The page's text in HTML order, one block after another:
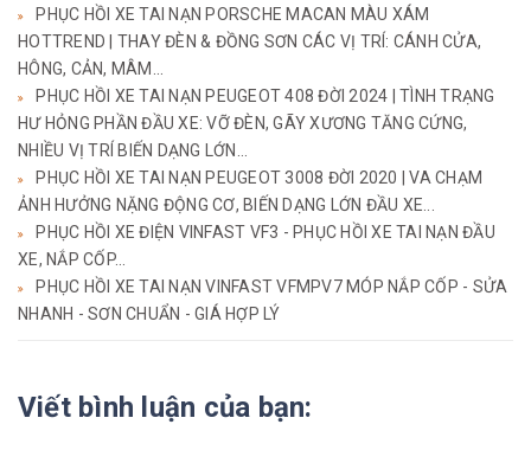
PHỤC HỒI XE TAI NẠN PORSCHE MACAN MÀU XÁM
HOTTREND | THAY ĐÈN & ĐỒNG SƠN CÁC VỊ TRÍ: CÁNH CỬA,
HÔNG, CẢN, MÂM...
PHỤC HỒI XE TAI NẠN PEUGEOT 408 ĐỜI 2024 | TÌNH TRẠNG
HƯ HỎNG PHẦN ĐẦU XE: VỠ ĐÈN, GÃY XƯƠNG TĂNG CỨNG,
NHIỀU VỊ TRÍ BIẾN DẠNG LỚN...
PHỤC HỒI XE TAI NẠN PEUGEOT 3008 ĐỜI 2020 | VA CHẠM
ẢNH HƯỞNG NẶNG ĐỘNG CƠ, BIẾN DẠNG LỚN ĐẦU XE...
PHỤC HỒI XE ĐIỆN VINFAST VF3 - PHỤC HỒI XE TAI NẠN ĐẦU
XE, NẮP CỐP...
PHỤC HỒI XE TAI NẠN VINFAST VFMPV7 MÓP NẮP CỐP - SỬA
NHANH - SƠN CHUẨN - GIÁ HỢP LÝ
Viết bình luận của bạn: